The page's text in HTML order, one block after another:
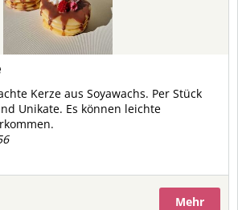
aus Soyawachs. Per Stück
Mehr